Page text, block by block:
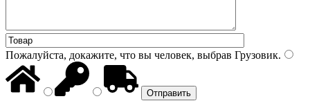
Пожалуйста, докажите, что вы человек, выбрав Грузовик.